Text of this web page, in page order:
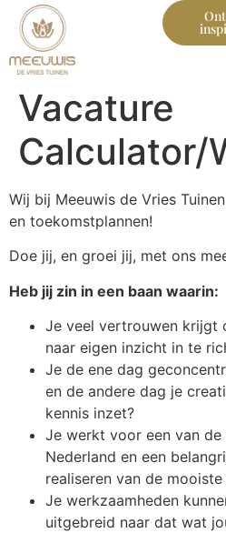
Vacature
Calculator/
Wij bij Meeuwis de Vries
en toekomstplannen!
Doe jij, en groei jij, met ons
Heb jij zin in een baan waarin:
Je veel vertrouwen krijgt
naar eigen inzicht in te
Je de ene dag
en de andere dag je
kennis inzet?
Je werkt voor een van de
Nederland en een
realiseren van de mooiste
Je werkzaamheden
uitgebreid naar dat wat